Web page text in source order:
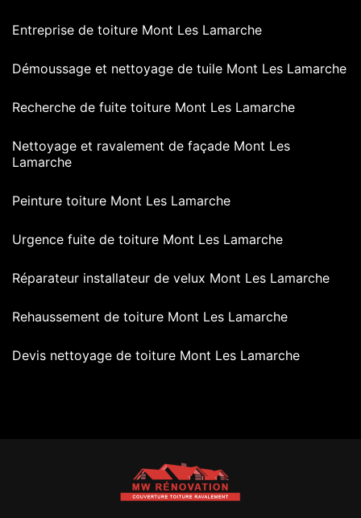
Entreprise de toiture Mont Les Lamarche
Démoussage et nettoyage de tuile Mont Les Lamarche
Recherche de fuite toiture Mont Les Lamarche
Nettoyage et ravalement de façade Mont Les
Lamarche
Peinture toiture Mont Les Lamarche
Urgence fuite de toiture Mont Les Lamarche
Réparateur installateur de velux Mont Les Lamarche
Rehaussement de toiture Mont Les Lamarche
Devis nettoyage de toiture Mont Les Lamarche